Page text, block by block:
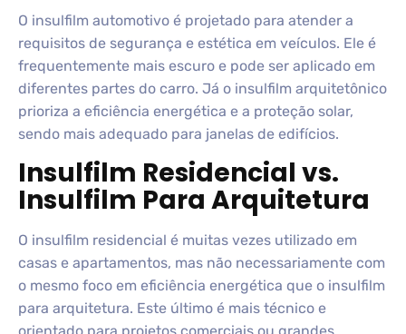
O insulfilm automotivo é projetado para atender a
requisitos de segurança e estética em veículos. Ele é
frequentemente mais escuro e pode ser aplicado em
diferentes partes do carro. Já o insulfilm arquitetônico
prioriza a eficiência energética e a proteção solar,
sendo mais adequado para janelas de edifícios.
Insulfilm Residencial vs.
Insulfilm Para Arquitetura
O insulfilm residencial é muitas vezes utilizado em
casas e apartamentos, mas não necessariamente com
o mesmo foco em eficiência energética que o insulfilm
para arquitetura. Este último é mais técnico e